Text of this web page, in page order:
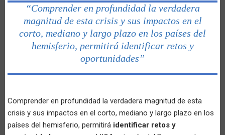
“Comprender en profundidad la verdadera
magnitud de esta crisis y sus impactos en el
corto, mediano y largo plazo en los países del
hemisferio, permitirá identificar retos y
oportunidades”
Comprender en profundidad la verdadera magnitud de esta
crisis y sus impactos en el corto, mediano y largo plazo en los
países del hemisferio, permitirá identificar retos y